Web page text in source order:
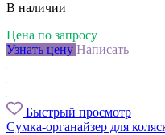
В наличии
Цена по запросу
Узнать цену Написать
Быстрый просмотр
Сумка-органайзер для